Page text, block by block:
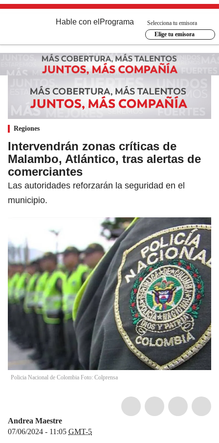
Hable con el Programa
Selecciona tu emisora
Elige tu emisora
Regiones
Intervendrán zonas críticas de
Malambo, Atlántico, tras alertas de
comerciantes
Las autoridades reforzarán la seguridad en el
municipio.
Policia Nacional de Colombia Foto: Colprensa
Andrea Maestre
07/06/2024 - 11:05 GMT-5